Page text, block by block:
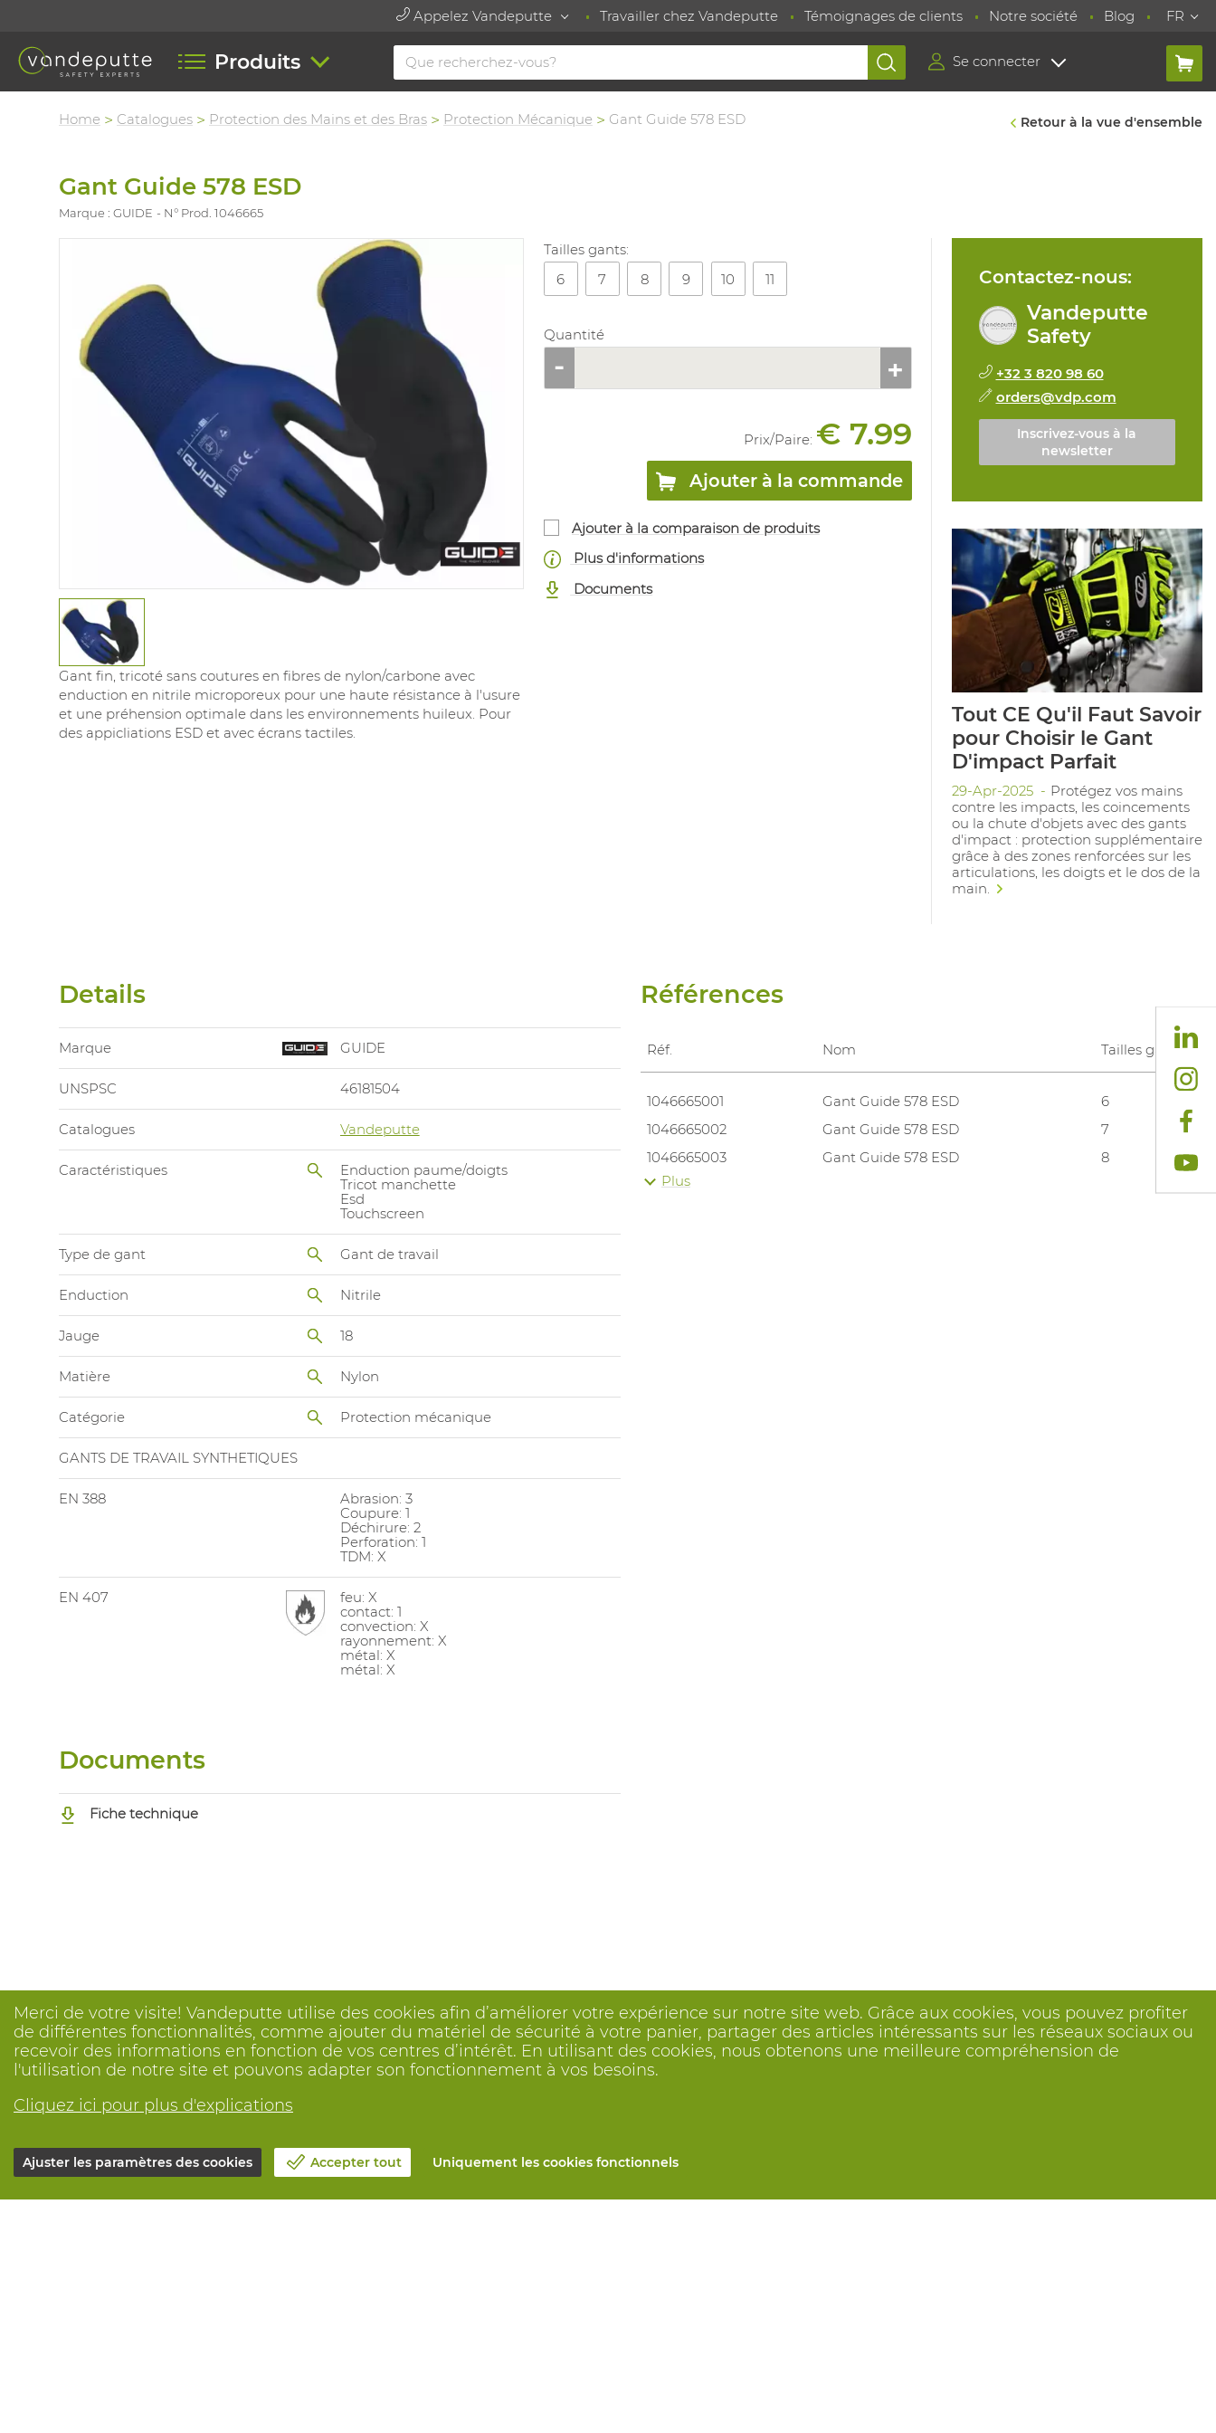
Appelez Vandeputte Travailler chez Vandeputte Témoignages de clients Notre société Blog FR
Produits Se connecter
Home Catalogues Protection des Mains et des Bras Protection Mécanique Gant Guide 578 ESD Retour à la vue d'ensemble
Gant Guide 578 ESD
Marque : GUIDE N° Prod. 1046665
Gant fin, tricoté sans coutures en fibres de nylon/carbone avec
enduction en nitrile microporeux pour une haute résistance à l'usure
et une préhension optimale dans les environnements huileux. Pour
des appicliations ESD et avec écrans tactiles.
Tailles gants:
6
7 8 9 10 11
Quantité
Prix/Paire: € 7.99
Ajouter à la commande
Ajouter à la comparaison de produits
Plus d'informations
Documents
Contactez-nous:
Vandeputte
Safety
+32 3 820 98 60
orders@vdp.com
Inscrivez-vous à la
newsletter
Tout CE Qu'il Faut Savoir
pour Choisir le Gant
D'impact Parfait
29-Apr-2025
Protégez vos mains
contre les impacts, les coincements
ou la chute d'objets avec des gants
d'impact : protection supplémentaire
grâce à des zones renforcées sur les
articulations, les doigts et le dos de la
main.
Details
Marque GUIDE
UNSPSC 46181504
Catalogues Vandeputte
Caractéristiques
Enduction paume/doigts
Tricot manchette
Esd
Touchscreen
Type de gant Gant de travail
Enduction Nitrile
Jauge 18
Matière Nylon
Catégorie Protection mécanique
GANTS DE TRAVAIL SYNTHETIQUES
EN 388
Abrasion: 3
Coupure: 1
Déchirure: 2
Perforation: 1
TDM: X
EN 407
feu: X
contact: 1
convection: X
rayonnement: X
métal: X
métal: X
Références
Réf. Nom Tailles gants
1046665001 Gant Guide 578 ESD
6
1046665002
Gant Guide 578 ESD
7
1046665003
Gant Guide 578 ESD
8
1046665004
Plus
Documents
Fiche technique
Merci de votre visite! Vandeputte utilise des cookies afin d’améliorer votre expérience sur notre site web. Grâce aux cookies, vous pouvez profiter
de différentes fonctionnalités, comme ajouter du matériel de sécurité à votre panier, partager des articles intéressants sur les réseaux sociaux ou
recevoir des informations en fonction de vos centres d’intérêt. En utilisant des cookies, nous obtenons une meilleure compréhension de
l'utilisation de notre site et pouvons adapter son fonctionnement à vos besoins.
Cliquez ici pour plus d'explications
Ajuster les paramètres des cookies Accepter tout Uniquement les cookies fonctionnels